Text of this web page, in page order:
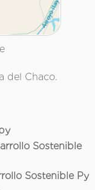
del Chaco.
Sostenible
Sostenible Py